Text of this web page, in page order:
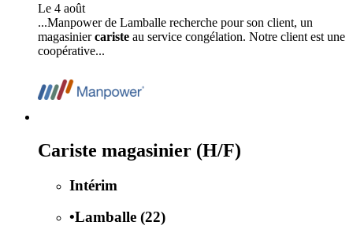
Le 4 août
...Manpower de Lamballe recherche pour son client, un
magasiniercariste au service congélation. Notre client est une
coopérative...
Cariste magasinier (H/F)
Intérim
•Lamballe (22)